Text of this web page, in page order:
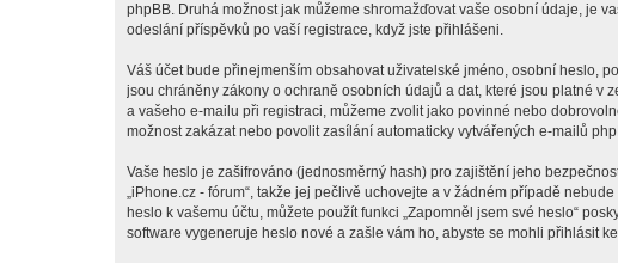
phpBB. Druhá možnost jak můžeme shromažďovat vaše osobní údaje, je
odeslání příspěvků po vaší registrace, když jste přihlášeni.
Váš účet bude přinejmenším obsahovat uživatelské jméno, osobní heslo,
jsou chráněny zákony o ochraně osobních údajů a dat, které jsou platné v
a vašeho e-mailu při registraci, můžeme zvolit jako povinné nebo
možnost zakázat nebo povolit zasílání automaticky vytvářených e-mailů
Vaše heslo je zašifrováno (jednosměrný hash) pro zajištění jeho
„iPhone.cz - fórum“, takže jej pečlivě uchovejte a v žádném případě
heslo k vašemu účtu, můžete použít funkci „Zapomněl jsem své heslo“
software vygeneruje heslo nové a zašle vám ho, abyste se mohli přihlásit